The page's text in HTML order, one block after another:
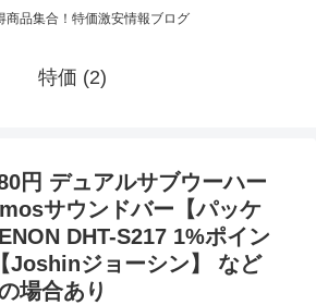
商品集合！特価激安情報ブログ
特価 (2)
円 デュアルサブウーハー
サウンドバー【パッケ
DHT-S217 1%ポイン
Joshinジョーシン】 など
場合あり